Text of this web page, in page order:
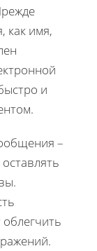
как имя,
и
–